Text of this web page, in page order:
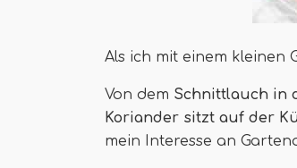
Als ich mit einem kleinen
Von dem Schnittlauch in
Koriander sitzt auf der
mein Interesse an